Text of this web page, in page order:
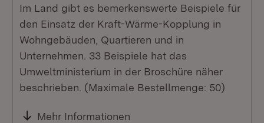
Im Land gibt es bemerkenswerte Beispiele für
den Einsatz der Kraft-Wärme-Kopplung in
Wohngebäuden, Quartieren und in
Unternehmen. 33 Beispiele hat das
Umweltministerium in der Broschüre näher
beschrieben. (Maximale Bestellmenge: 50)
Mehr Informationen